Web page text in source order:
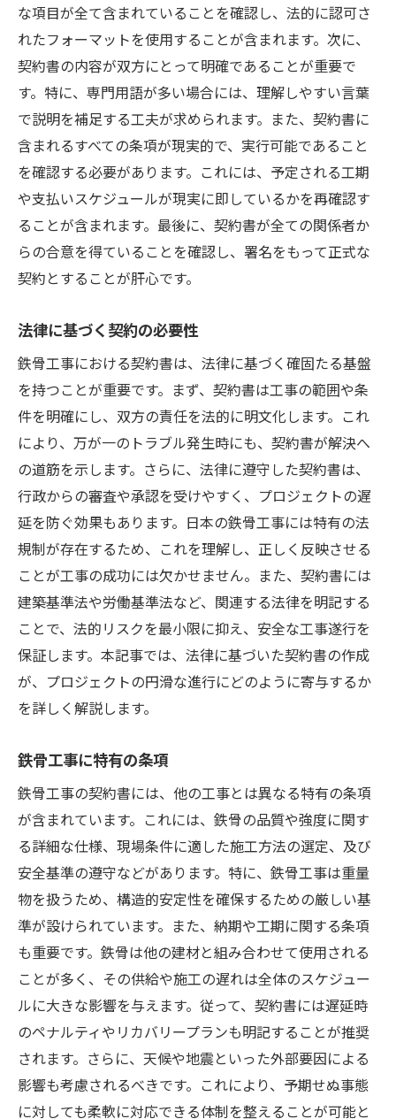
チェックリストの定期更新
失敗を防ぐためのポイント
鉄骨工事契約書の内容確認でトラブルを未然に
防ぐ
契約内容の精査方法
不明点の早期解決
第三者による契約書レビュー
契約変更時の注意点
クレーム対応の準備
トラブル発生時の対処法
イント
安全基準の確認
施工現場での安全対策
安全管理責任の明確化
緊急時対応計画
安全教育の実施
現場見学を通じた安全確認
初心者が押さえておくべき鉄骨工事の契約知識
契約書の基本構造
重要用語の理解
初めての契約手続きガイド
初心者向けの契約書サンプル
契約交渉の基礎知識
鉄骨工事契約を成功に導くための鍵は何か
成功のための戦略
契約書の精度を高める方法
信頼関係の構築
チーム間の情報共有
成功事例から学ぶ
継続的な改善の重要性
な項目が全て含まれていることを確認し、法的に認可さ
れたフォーマットを使用することが含まれます。次に、
契約書の内容が双方にとって明確であることが重要で
す。特に、専門用語が多い場合には、理解しやすい言葉
で説明を補足する工夫が求められます。また、契約書に
含まれるすべての条項が現実的で、実行可能であること
を確認する必要があります。これには、予定される工期
や支払いスケジュールが現実に即しているかを再確認す
ることが含まれます。最後に、契約書が全ての関係者か
らの合意を得ていることを確認し、署名をもって正式な
契約とすることが肝心です。
法律に基づく契約の必要性
鉄骨工事における契約書は、法律に基づく確固たる基盤
を持つことが重要です。まず、契約書は工事の範囲や条
件を明確にし、双方の責任を法的に明文化します。これ
により、万が一のトラブル発生時にも、契約書が解決へ
の道筋を示します。さらに、法律に遵守した契約書は、
行政からの審査や承認を受けやすく、プロジェクトの遅
延を防ぐ効果もあります。日本の鉄骨工事には特有の法
規制が存在するため、これを理解し、正しく反映させる
ことが工事の成功には欠かせません。また、契約書には
建築基準法や労働基準法など、関連する法律を明記する
ことで、法的リスクを最小限に抑え、安全な工事遂行を
保証します。本記事では、法律に基づいた契約書の作成
が、プロジェクトの円滑な進行にどのように寄与するか
を詳しく解説します。
鉄骨工事に特有の条項
鉄骨工事の契約書には、他の工事とは異なる特有の条項
が含まれています。これには、鉄骨の品質や強度に関す
る詳細な仕様、現場条件に適した施工方法の選定、及び
安全基準の遵守などがあります。特に、鉄骨工事は重量
物を扱うため、構造的安定性を確保するための厳しい基
準が設けられています。また、納期や工期に関する条項
も重要です。鉄骨は他の建材と組み合わせて使用される
ことが多く、その供給や施工の遅れは全体のスケジュー
ルに大きな影響を与えます。従って、契約書には遅延時
のペナルティやリカバリープランも明記することが推奨
されます。さらに、天候や地震といった外部要因による
影響も考慮されるべきです。これにより、予期せぬ事態
に対しても柔軟に対応できる体制を整えることが可能と